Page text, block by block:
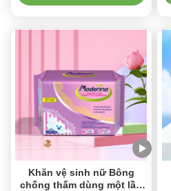
Khăn vệ sinh nữ Bông
chống thấm dùng một lần